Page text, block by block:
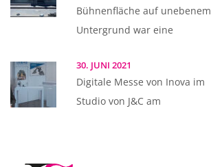
Bühnenfläche auf unebenem
Untergrund war eine
30. JUNI 2021
Digitale Messe von Inova im
Studio von J&C am